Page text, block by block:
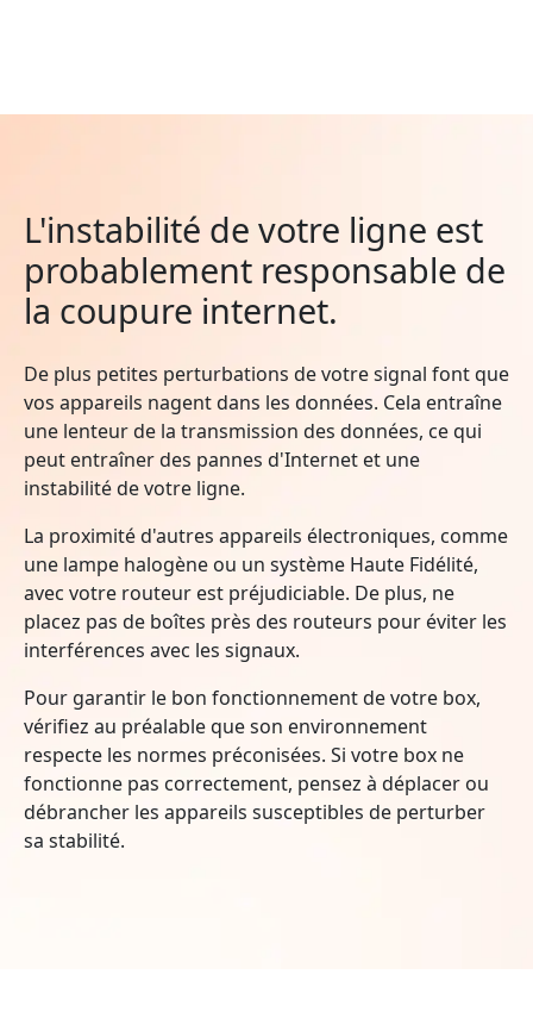
L'instabilité de votre ligne est
probablement responsable de
la coupure internet.
De plus petites perturbations de votre signal font que
vos appareils nagent dans les données. Cela entraîne
une lenteur de la transmission des données, ce qui
peut entraîner des pannes d'Internet et une
instabilité de votre ligne.
La proximité d'autres appareils électroniques, comme
une lampe halogène ou un système Haute Fidélité,
avec votre routeur est préjudiciable. De plus, ne
placez pas de boîtes près des routeurs pour éviter les
interférences avec les signaux.
Pour garantir le bon fonctionnement de votre box,
vérifiez au préalable que son environnement
respecte les normes préconisées. Si votre box ne
fonctionne pas correctement, pensez à déplacer ou
débrancher les appareils susceptibles de perturber
sa stabilité.